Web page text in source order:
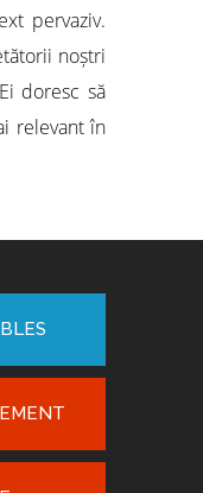
pervaziv.
noștri
doresc să
relevant în